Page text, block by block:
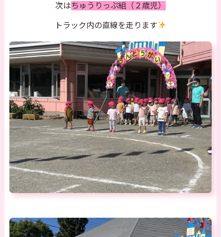
次はちゅうりっぷ組（２歳児）
トラック内の直線を走ります